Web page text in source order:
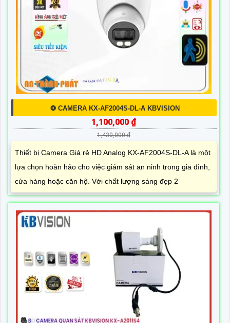
❂ CAMERA KX-AF2004S-DL-A KBVISION
1,100,000 ₫
1,430,000 ₫
Thiết bị Camera Giá rẻ HD Analog KX-AF2004S-DL-A là một
lựa chọn hoàn hảo cho việc giám sát an ninh trong gia đình,
cửa hàng hoặc căn hộ. Với chất lượng sáng đẹp 2